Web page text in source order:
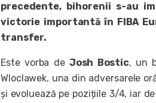
precedente, bihorenii s-au
victorie importantă în FIBA
transfer.
Este vorba de Josh Bostic, un
Wloclawek, una din adversarele
și evoluează pe pozițiile 3/4, iar